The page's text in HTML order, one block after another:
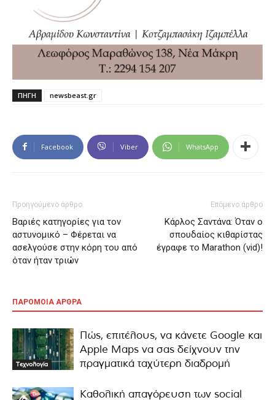
ΠΗΓΗ newsbeast.gr
Facebook Viber WhatsApp
Προηγούμενο άρθρο
Βαριές κατηγορίες για τον
αστυνομικό – Φέρεται να
ασελγούσε στην κόρη του από
όταν ήταν τριών
Επόμενο άρθρο
Κάρλος Σαντάνα: Όταν ο
σπουδαίος κιθαρίστας
έγραφε το Marathon (vid)!
ΠΑΡΟΜΟΙΑ ΑΡΘΡΑ
Τεχνολογία
Πώς, επιτέλους, να κάνετε Google και
Apple Maps να σας δείχνουν την
πραγματικά ταχύτερη διαδρομή
Καθολική απαγόρευση των social